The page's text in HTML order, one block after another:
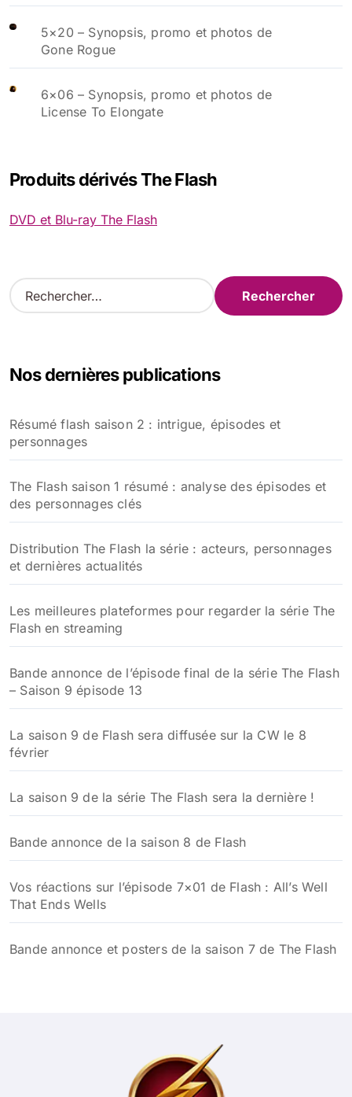
5×20 – Synopsis, promo et photos de
Gone Rogue
6×06 – Synopsis, promo et photos de
License To Elongate
Produits dérivés The Flash
DVD et Blu-ray The Flash
R
e
r
e
r
Nos dernières publications
Résumé flash saison 2 : intrigue, épisodes et
personnages
The Flash saison 1 résumé : analyse des épisodes et
des personnages clés
Distribution The Flash la série : acteurs, personnages
et dernières actualités
Les meilleures plateformes pour regarder la série The
Flash en streaming
Bande annonce de l’épisode final de la série The Flash
– Saison 9 épisode 13
La saison 9 de Flash sera diffusée sur la CW le 8
février
La saison 9 de la série The Flash sera la dernière !
Bande annonce de la saison 8 de Flash
Vos réactions sur l’épisode 7×01 de Flash : All’s Well
That Ends Wells
Bande annonce et posters de la saison 7 de The Flash